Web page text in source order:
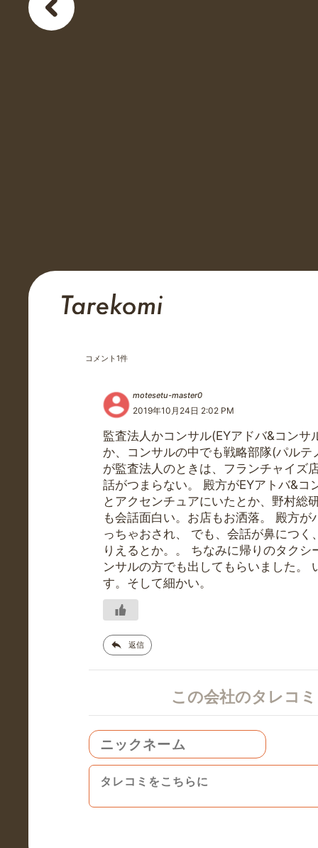
コメント1件
motesetu-master0
2019年10月24日 2:02 PM
監査法人かコンサル(EYアドバ&コンサ
か、コンサルの中でも戦略部隊(パル
が監査法人のときは、フランチャイズ
話がつまらない。 殿方がEYアトバ&コ
とアクセンチュアにいたとか、野村総
も会話面白い。お店もお洒落。 殿方が
っちゃおされ、 でも、会話が鼻につ
りえるとか。。 ちなみに帰りのタクシ
ンサルの方でも出してもらいました。
す。そして細かい。
返信
この会社のタレコ